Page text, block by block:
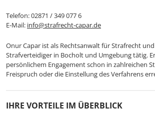
Telefon:02871 / 349 077 6
E-Mail: info@strafrecht-capar.de
Onur Capar ist als Rechtsanwalt für Strafrecht und
Strafverteidiger in Bocholt und Umgebung tätig.
persönlichem Engagement schon in zahlreichen
Freispruch oder die Einstellung des Verfahrens
IHRE VORTEILE IM ÜBERBLICK